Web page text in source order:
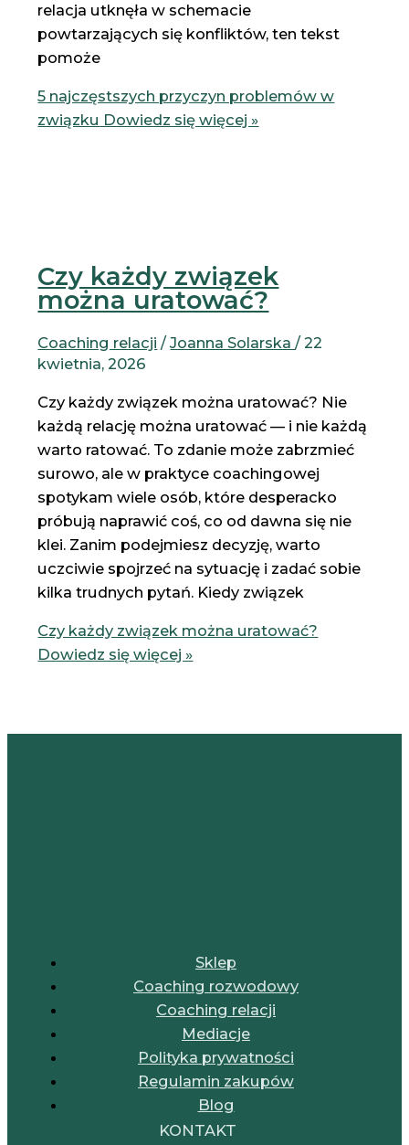
relacja utknęła w schemacie
powtarzających się konfliktów, ten tekst
pomoże
5 najczęstszych przyczyn problemów w
związku Dowiedz się więcej »
Czy każdy związek
można uratować?
Coaching relacji /Joanna Solarska/22
kwietnia, 2026
Czy każdy związek można uratować? Nie
każdą relację można uratować — i nie każdą
warto ratować. To zdanie może zabrzmieć
surowo, ale w praktyce coachingowej
spotykam wiele osób, które desperacko
próbują naprawić coś, co od dawna się nie
klei. Zanim podejmiesz decyzję, warto
uczciwie spojrzeć na sytuację i zadać sobie
kilka trudnych pytań. Kiedy związek
Czy każdy związek można uratować?
Dowiedz się więcej »
Sklep
Coaching rozwodowy
Coaching relacji
Mediacje
Polityka prywatności
Regulamin zakupów
Blog
KONTAKT